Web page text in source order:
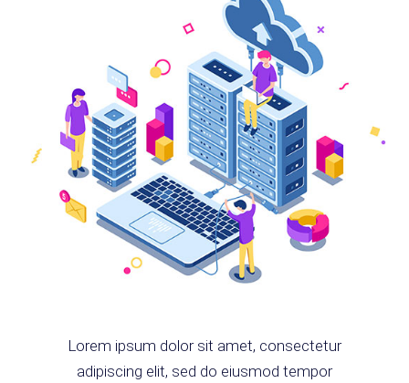
Lorem ipsum dolor sit amet, consectetur
adipiscing elit, sed do eiusmod tempor